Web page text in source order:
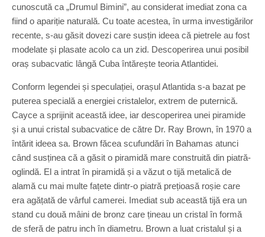
cunoscută ca „Drumul Bimini”, au considerat imediat zona ca
fiind o apariție naturală. Cu toate acestea, în urma investigărilor
recente, s-au găsit dovezi care susțin ideea că pietrele au fost
modelate și plasate acolo ca un zid. Descoperirea unui posibil
oraș subacvatic lângă Cuba întărește teoria Atlantidei.
Conform legendei și speculației, orașul Atlantida s-a bazat pe
puterea specială a energiei cristalelor, extrem de puternică.
Cayce a sprijinit această idee, iar descoperirea unei piramide
și a unui cristal subacvatice de către Dr. Ray Brown, în 1970 a
întărit ideea sa. Brown făcea scufundări în Bahamas atunci
când susținea că a găsit o piramidă mare construită din piatră-
oglindă. El a intrat în piramidă și a văzut o tijă metalică de
alamă cu mai multe fațete dintr-o piatră prețioasă roșie care
era agățată de vârful camerei. Imediat sub această tijă era un
stand cu două mâini de bronz care țineau un cristal în formă
de sferă de patru inch în diametru. Brown a luat cristalul și a